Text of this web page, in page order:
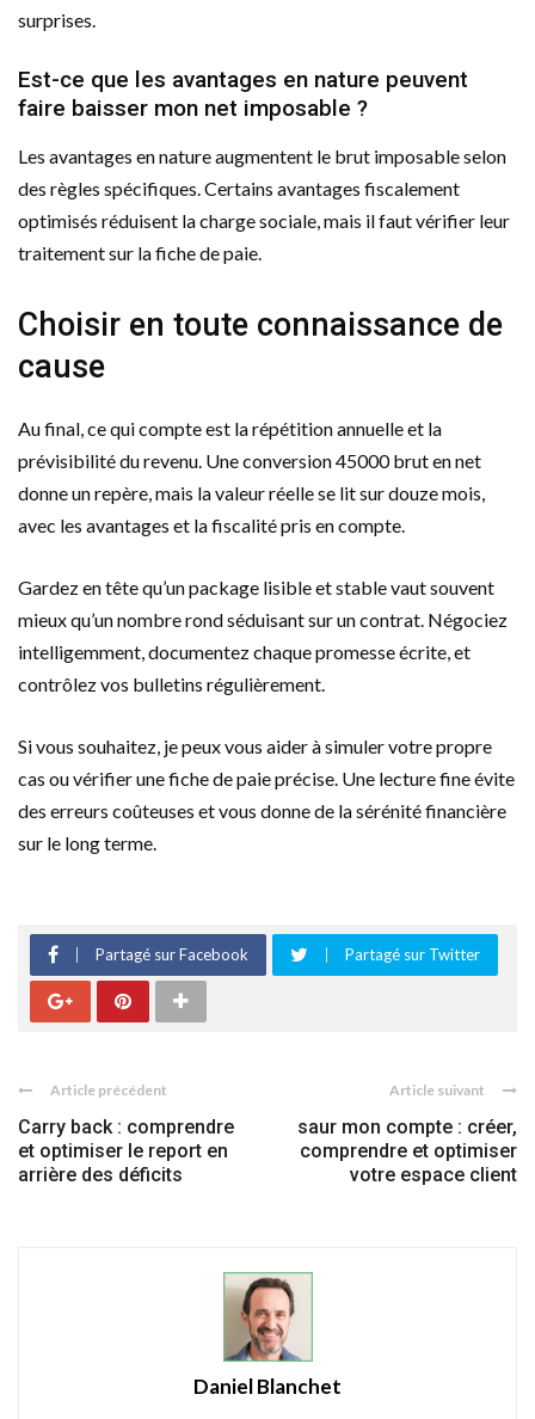
surprises.
Est-ce que les avantages en nature peuvent
faire baisser mon net imposable ?
Les avantages en nature augmentent le brut imposable selon
des règles spécifiques. Certains avantages fiscalement
optimisés réduisent la charge sociale, mais il faut vérifier leur
traitement sur la fiche de paie.
Choisir en toute connaissance de
cause
Au final, ce qui compte est la répétition annuelle et la
prévisibilité du revenu. Une conversion 45000 brut en net
donne un repère, mais la valeur réelle se lit sur douze mois,
avec les avantages et la fiscalité pris en compte.
Gardez en tête qu’un package lisible et stable vaut souvent
mieux qu’un nombre rond séduisant sur un contrat. Négociez
intelligemment, documentez chaque promesse écrite, et
contrôlez vos bulletins régulièrement.
Si vous souhaitez, je peux vous aider à simuler votre propre
cas ou vérifier une fiche de paie précise. Une lecture fine évite
des erreurs coûteuses et vous donne de la sérénité financière
sur le long terme.
Partagé sur Facebook Partagé sur Twitter
Article précédent
Carry back : comprendre
et optimiser le report en
arrière des déficits
Article suivant
saur mon compte : créer,
comprendre et optimiser
votre espace client
Daniel Blanchet